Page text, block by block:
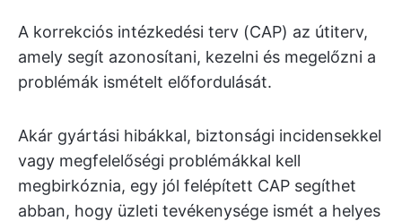
A korrekciós intézkedési terv (CAP) az útiterv,
amely segít azonosítani, kezelni és megelőzni a
problémák ismételt előfordulását.
Akár gyártási hibákkal, biztonsági incidensekkel
vagy megfelelőségi problémákkal kell
megbirkóznia, egy jól felépített CAP segíthet
abban, hogy üzleti tevékenysége ismét a helyes